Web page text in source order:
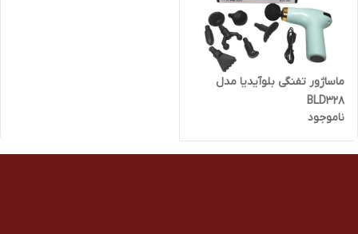
ماساژور تفنگی بلوآیدیا مدل
BLD328
ناموجود